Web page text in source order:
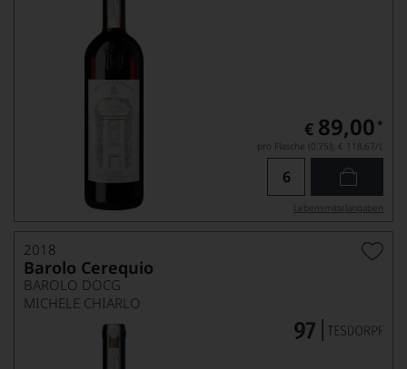
€ 89,00 *
pro Flasche (0.75l), € 118,67/L
Lebensmittel­angaben
2018
Barolo Cerequio
BAROLO DOCG
MICHELE CHIARLO